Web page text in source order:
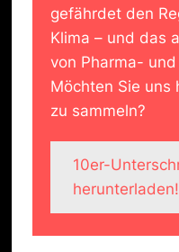
gefährdet den
Klima – und das
von Pharma-
Möchten Sie uns
zu sammeln?
10er-
herunterladen!